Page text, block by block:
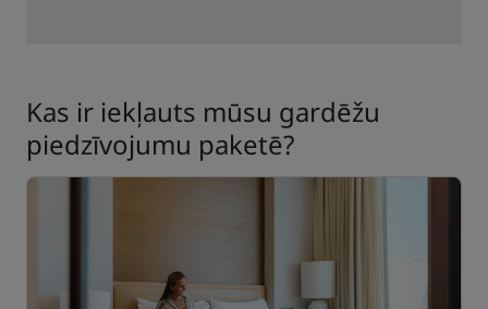
Kas ir iekļauts mūsu gardēžu
piedzīvojumu paketē?